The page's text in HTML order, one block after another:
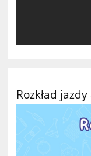
Rozkład